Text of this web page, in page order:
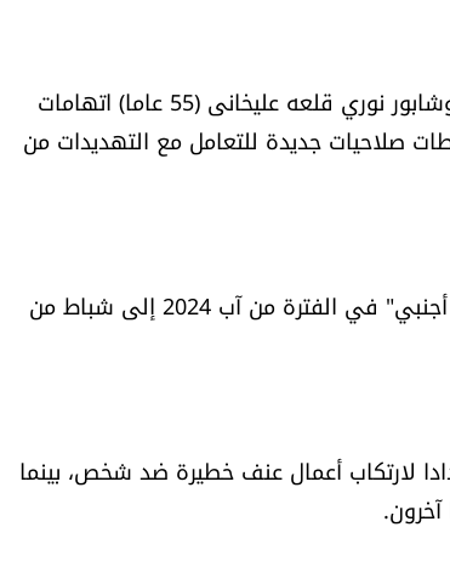
ويواجه مصطفى سبهوند (39 عاما) وفرهاد جوادي منش (44 عاما) وشابور نوري قلعه‌ علیخانی (55 عاما) اتهامات
صلاحيات جديدة للتعامل مع التهديدات من
والثلاثة متهمون "بالانخراط في سلوك يرجح أن يساعد جهاز مخابرات أجنبي" في الفترة من آب 2024 إلى شباط من
لارتكاب أعمال عنف خطيرة ضد شخص، بينما